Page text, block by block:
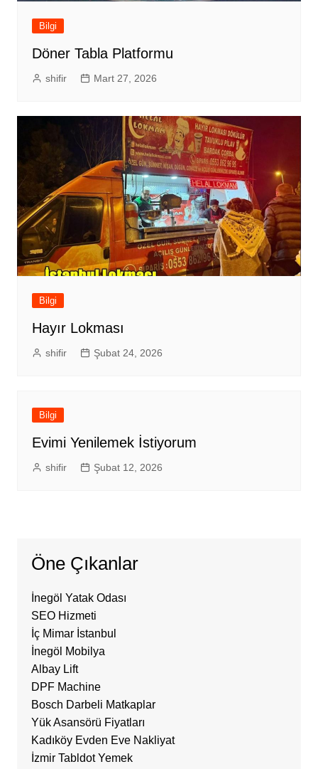
Bilgi
Döner Tabla Platformu
shifir Mart 27, 2026
Bilgi
Hayır Lokması
shifir Şubat 24, 2026
Bilgi
Evimi Yenilemek İstiyorum
shifir Şubat 12, 2026
Öne Çıkanlar
İnegöl Yatak Odası
SEO Hizmeti
İç Mimar İstanbul
İnegöl Mobilya
Albay Lift
DPF Machine
Bosch Darbeli Matkaplar
Yük Asansörü Fiyatları
Kadıköy Evden Eve Nakliyat
İzmir Tabldot Yemek